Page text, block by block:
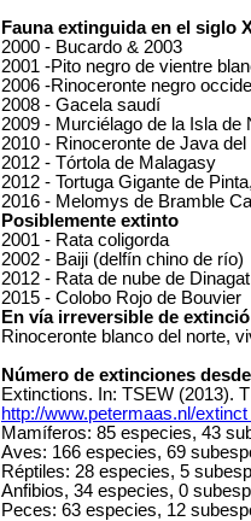
Fauna extinguida en el siglo
2000 - Bucardo & 2003
2001 -Pito negro de vientre
2006 -Rinoceronte negro
2008 - Gacela saudí
2009 - Murciélago de la Isla de
2010 - Rinoceronte de Java del
2012 - Tórtola de Malagasy
2012 - Tortuga Gigante de
2016 - Melomys de Bramble
Posiblemente extinto
2001 - Rata coligorda
2002 - Baiji (delfín chino de río)
2012 - Rata de nube de Dinagat
2015 - Colobo Rojo de Bouvier
En vía irreversible de
Rinoceronte blanco del norte,
Número de extinciones
Extinctions. In: TSEW (2013).
http://www.petermaas.nl/extinct
Mamíferos: 85 especies, 43
Aves: 166 especies, 69
Réptiles: 28 especies, 5
Anfibios, 34 especies, 0
Peces: 63 especies, 12